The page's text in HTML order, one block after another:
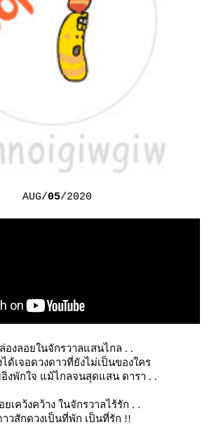
AUG/05/2020
องลอยในจักรวาลแสนไกล . .
ได้เจอดวงดาวที่ยังไม่เป็นของใคร
พักใจ แม้ไกลจนสุดแสน ดารา . .
ยเคว้งคว้าง ในจักรวาลไร้รัก . .
วสักดวงเป็นที่พัก เป็นที่รัก !!